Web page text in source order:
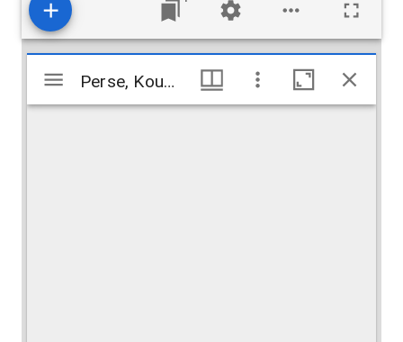
Mirador
viewer
Perse, Koum. Minaret de la mosquée près de l’entrée de la medressé Perse, Koum. Minaret de la mosquée près de l’entrée de la medressé